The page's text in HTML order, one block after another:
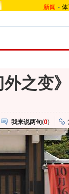
新闻 -
之变
我来说两句(0)